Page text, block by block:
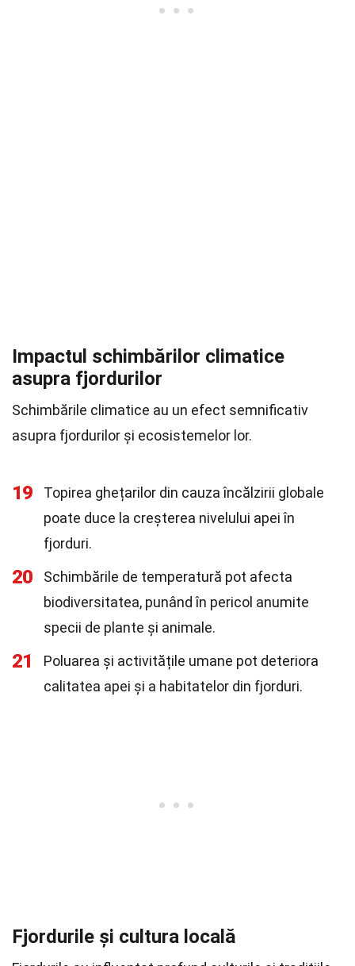
Impactul schimbărilor climatice
asupra fjordurilor
Schimbările climatice au un efect semnificativ
asupra fjordurilor și ecosistemelor lor.
19
Topirea ghețarilor din cauza încălzirii globale
poate duce la creșterea nivelului apei în
fjorduri.
20
Schimbările de temperatură pot afecta
biodiversitatea, punând în pericol anumite
specii de plante și animale.
21
Poluarea și activitățile umane pot deteriora
calitatea apei și a habitatelor din fjorduri.
Fjordurile și cultura locală